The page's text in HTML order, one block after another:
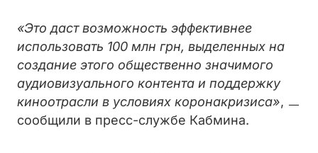
«Это даст возможность эффективнее
использовать 100 млн грн, выделенных на
создание этого общественно значимого
аудиовизуального контента и поддержку
киноотрасли в условиях коронакризиса», ㅡ
сообщили в пресс-службе Кабмина.